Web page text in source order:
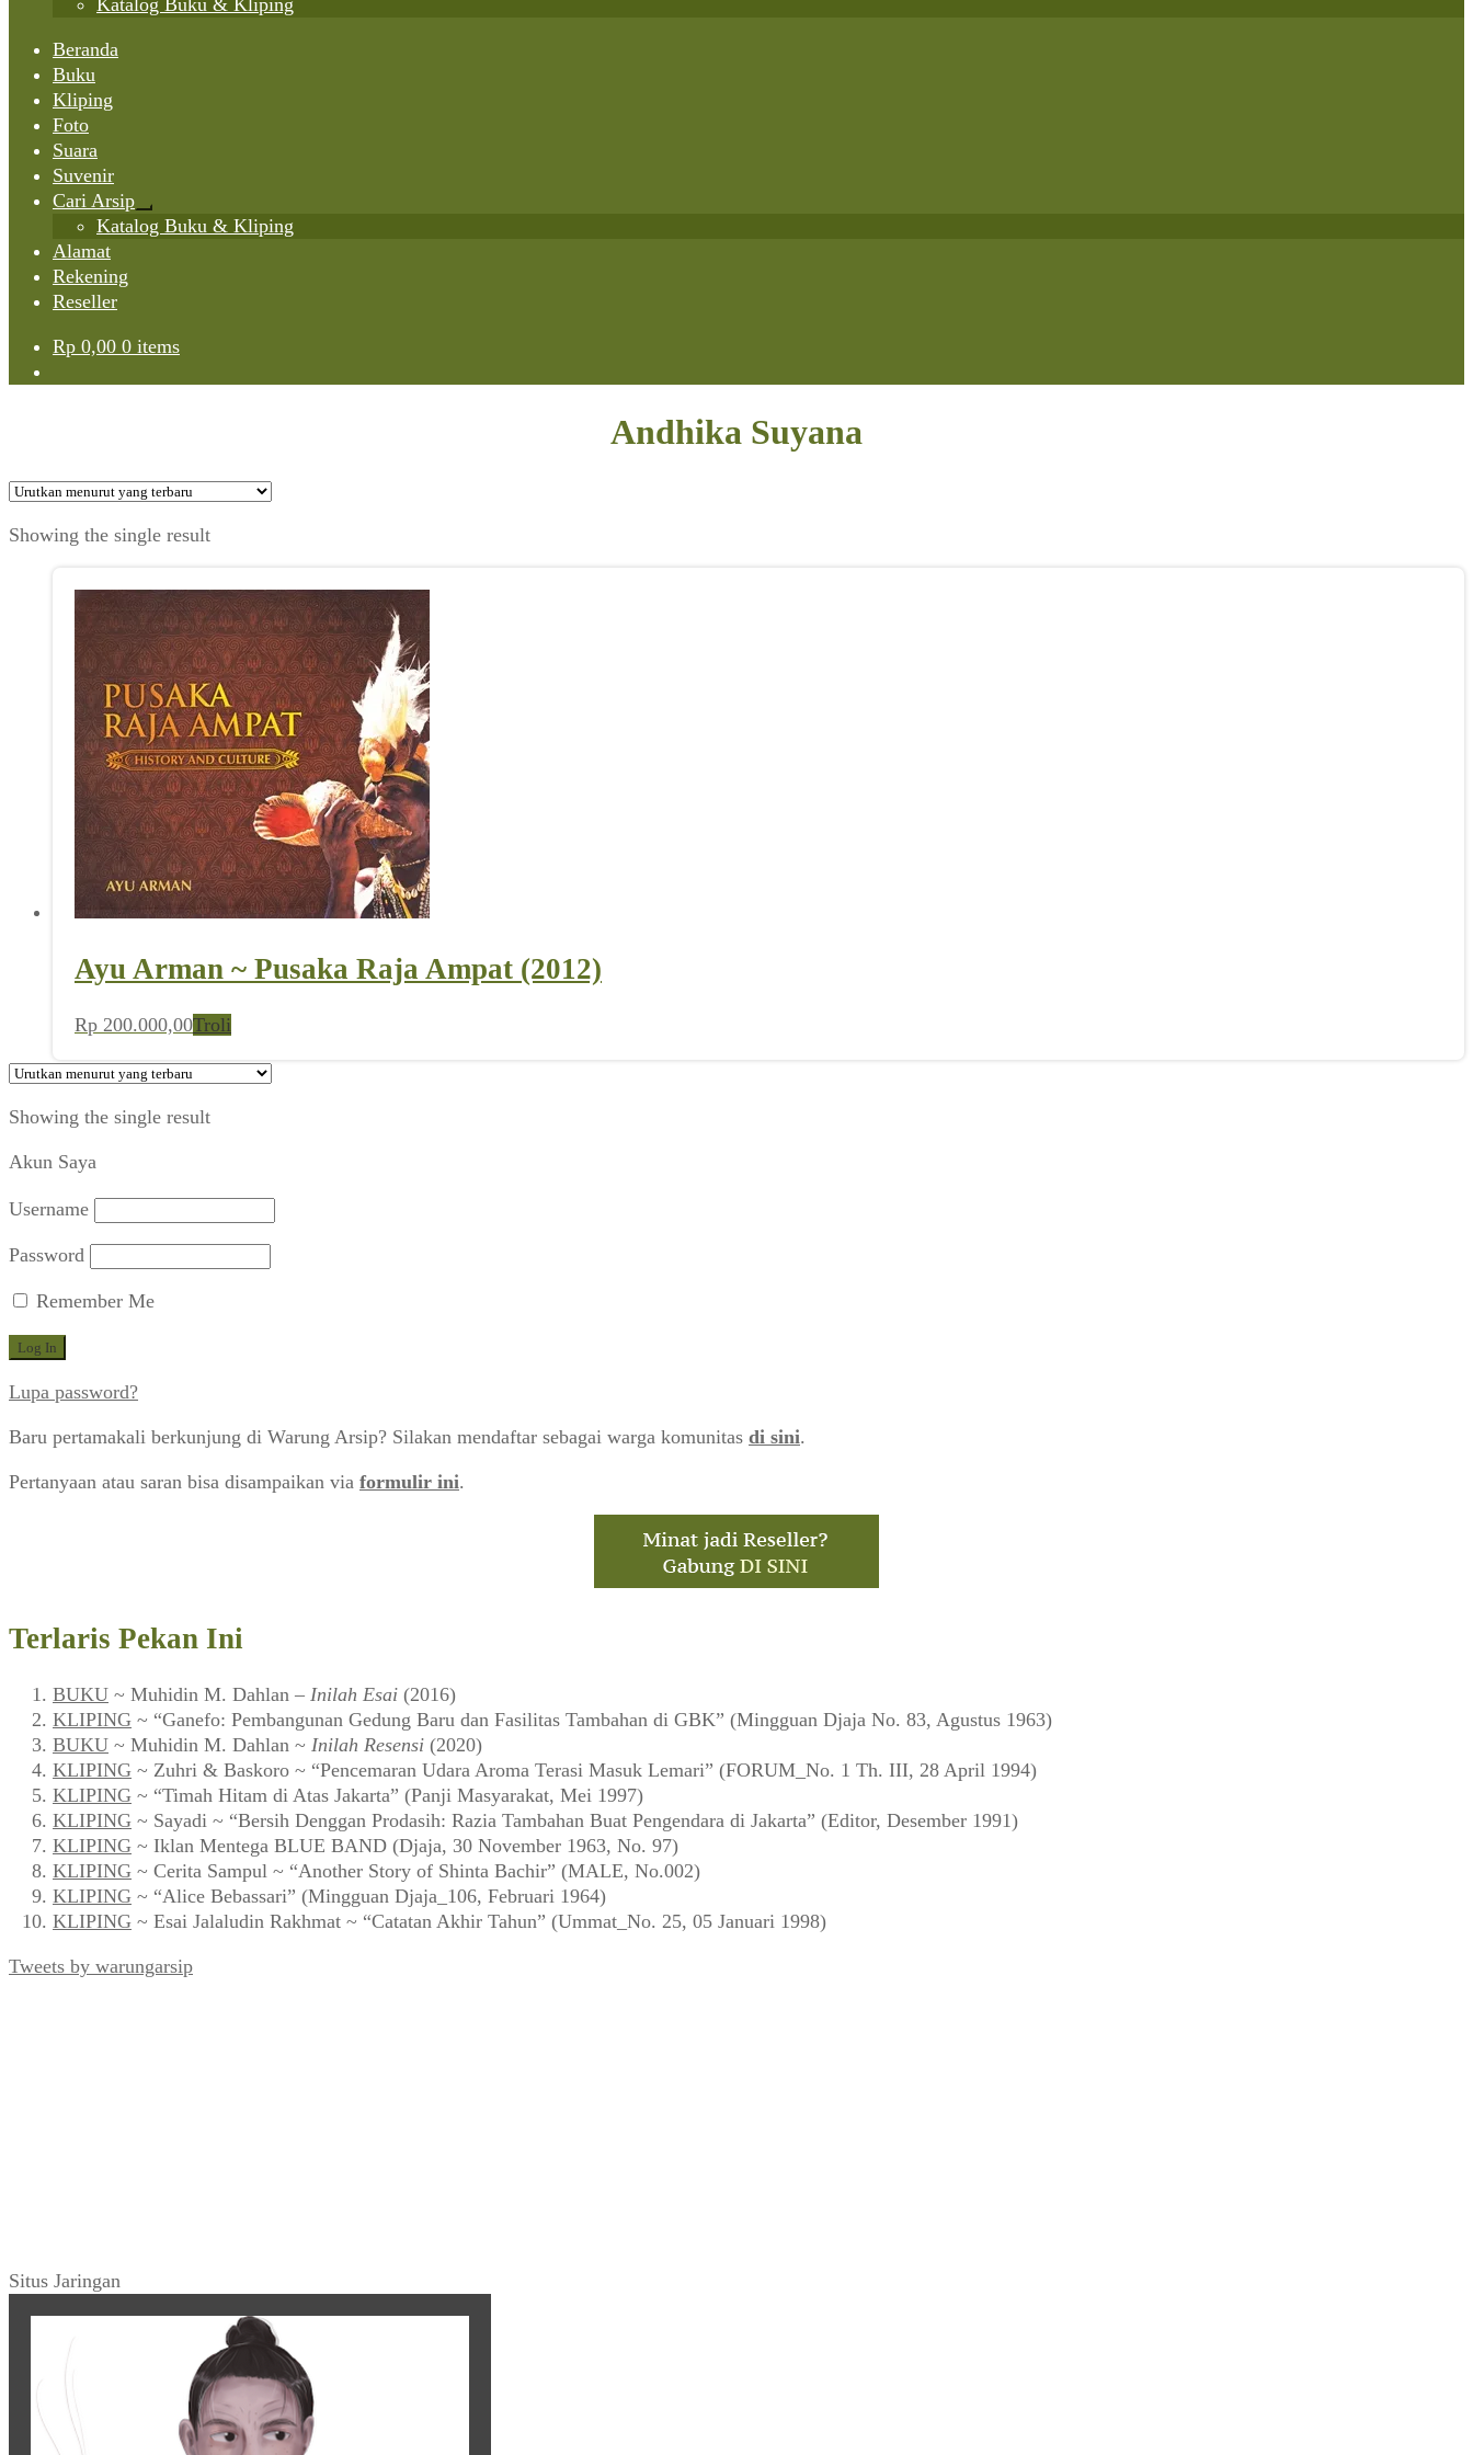
Katalog Buku & Kliping
Beranda
Buku
Kliping
Foto
Suara
Suvenir
Cari Arsip
Expand
child
Katalog Buku & Kliping
Alamat
Rekening
Reseller
Rp 0,00 0 items
Andhika Suyana
Showing the single result
Ayu Arman ~ Pusaka Raja Ampat (2012)
Rp 200.000,00Troli
Showing the single result
Akun Saya
Username
Password
Remember Me
Lupa password?
Baru pertamakali berkunjung di Warung Arsip? Silakan mendaftar sebagai warga komunitas di sini.
Pertanyaan atau saran bisa disampaikan via formulir ini.
Terlaris Pekan Ini
BUKU ~ Muhidin M. Dahlan – Inilah Esai (2016)
KLIPING ~ “Ganefo: Pembangunan Gedung Baru dan Fasilitas Tambahan di GBK” (Mingguan Djaja No. 83, Agustus 1963)
BUKU ~ Muhidin M. Dahlan ~ Inilah Resensi (2020)
KLIPING ~ Zuhri & Baskoro ~ “Pencemaran Udara Aroma Terasi Masuk Lemari” (FORUM_No. 1 Th. III, 28 April 1994)
KLIPING ~ “Timah Hitam di Atas Jakarta” (Panji Masyarakat, Mei 1997)
KLIPING ~ Sayadi ~ “Bersih Denggan Prodasih: Razia Tambahan Buat Pengendara di Jakarta” (Editor, Desember 1991)
KLIPING ~ Iklan Mentega BLUE BAND (Djaja, 30 November 1963, No. 97)
KLIPING ~ Cerita Sampul ~ “Another Story of Shinta Bachir” (MALE, No.002)
KLIPING ~ “Alice Bebassari” (Mingguan Djaja_106, Februari 1964)
KLIPING ~ Esai Jalaludin Rakhmat ~ “Catatan Akhir Tahun” (Ummat_No. 25, 05 Januari 1998)
Tweets by warungarsip
Situs Jaringan